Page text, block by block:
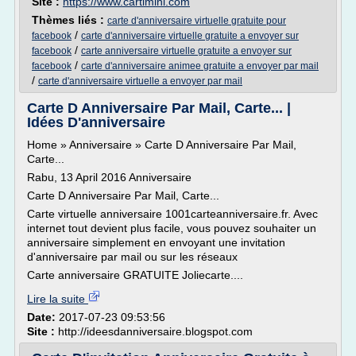
Thèmes liés : carte d'anniversaire virtuelle gratuite pour
facebook / carte d'anniversaire virtuelle gratuite a envoyer sur
facebook / carte anniversaire virtuelle gratuite a envoyer sur
facebook / carte d'anniversaire animee gratuite a envoyer par mail
/ carte d'anniversaire virtuelle a envoyer par mail
Carte D Anniversaire Par Mail, Carte... |
Idées D'anniversaire
Home » Anniversaire » Carte D Anniversaire Par Mail,
Carte...
Rabu, 13 April 2016 Anniversaire
Carte D Anniversaire Par Mail, Carte...
Carte virtuelle anniversaire 1001carteanniversaire.fr. Avec
internet tout devient plus facile, vous pouvez souhaiter un
anniversaire simplement en envoyant une invitation
d'anniversaire par mail ou sur les réseaux
Carte anniversaire GRATUITE Joliecarte....
Lire la suite
Date: 2017-07-23 09:53:56
Site : http://ideesdanniversaire.blogspot.com